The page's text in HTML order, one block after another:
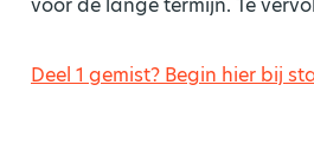
Deel 1 gemist? Begin hier bij